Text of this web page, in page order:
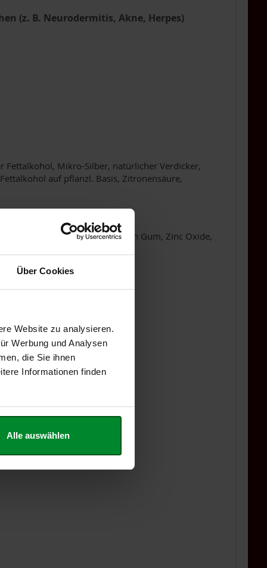
Über Cookies
Website zu analysieren.
Werbung und Analysen
die Sie ihnen
Informationen finden
Alle auswählen
(z. B. Neurodermitis, Akne, Herpes)
Fettalkohol, Mikro-Silber, natürlicher Verdicker,
auf pflanzl. Basis, Zitronensäure,
Alcohol, Silver, Xanthan Gum, Zinc Oxide,